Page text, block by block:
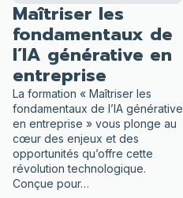
Maîtriser les
fondamentaux de
l’IA générative en
entreprise
La formation « Maîtriser les
fondamentaux de l’IA générative
en entreprise » vous plonge au
cœur des enjeux et des
opportunités qu’offre cette
révolution technologique.
Conçue pour…